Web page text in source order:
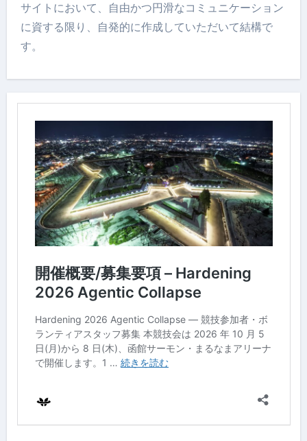
サイトにおいて、自由かつ円滑なコミュニケーション
に資する限り、自発的に作成していただいて結構で
す。